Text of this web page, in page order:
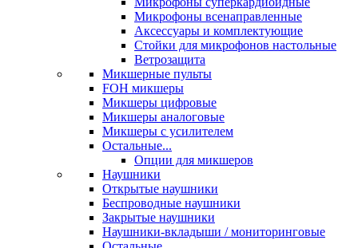
Микрофоны всенаправленные
Аксессуары и комплектующие
Стойки для микрофонов настольные
Ветрозащита
Микшерные пульты
FOH микшеры
Микшеры цифровые
Микшеры аналоговые
Микшеры с усилителем
Остальные...
Опции для микшеров
Наушники
Открытые наушники
Беспроводные наушники
Закрытые наушники
Наушники-вкладыши / мониторинговые